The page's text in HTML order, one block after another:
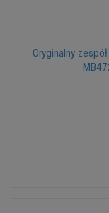
Oryginalny